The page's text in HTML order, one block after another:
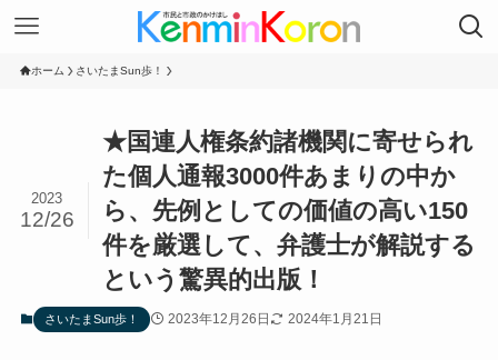
ホーム さいたまSun歩！
★国連人権条約諸機関に寄せられ
た個人通報3000件あまりの中か
ら、先例としての価値の高い150
件を厳選して、弁護士が解説する
という驚異的出版！
2023
12/26
さいたまSun歩！ 2023年12月26日 2024年1月21日